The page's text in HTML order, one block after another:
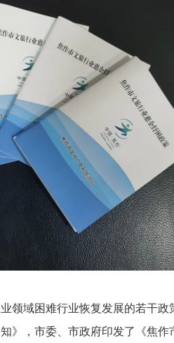
域困难行业恢复发展的若干政
》，市委、市政府印发了《焦